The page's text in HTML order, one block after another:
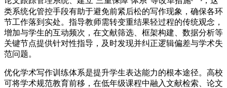
类系统化管控手段有助于避免前紧后松的写作现象，确保各环
节工作落到实处。指导教师需转变重结果轻过程的传统观念，
增加与学生的互动频次，在文献筛选、框架构建、数据分析等
关键节点提供针对性指导，及时发现并纠正逻辑偏差与学术失
范问题。
优化学术写作训练体系是提升学生表达能力的根本途径。高校
可将学术规范教育前移，在低年级课程中融入文献检索、论文